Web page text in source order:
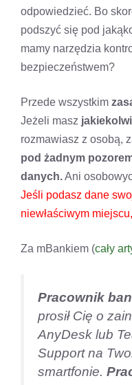
odpowiedzieć. Bo
podszyć się pod
mamy narzędzia
bezpieczeństwem?
Przede wszystkim
Jeżeli masz
rozmawiasz z osobą,
pod żadnym
danych.Ani
Jeśli podasz dane
niewłaściwym
Za mBankiem (cały
Pracownik
prosił Cię o
AnyDesk lub
Support na
smartfonie.